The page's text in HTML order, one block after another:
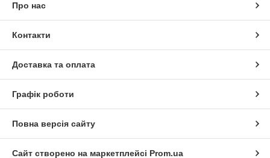
Про нас
Контакти
Доставка та оплата
Графік роботи
Повна версія сайту
Сайт створено на маркетплейсі Prom.ua